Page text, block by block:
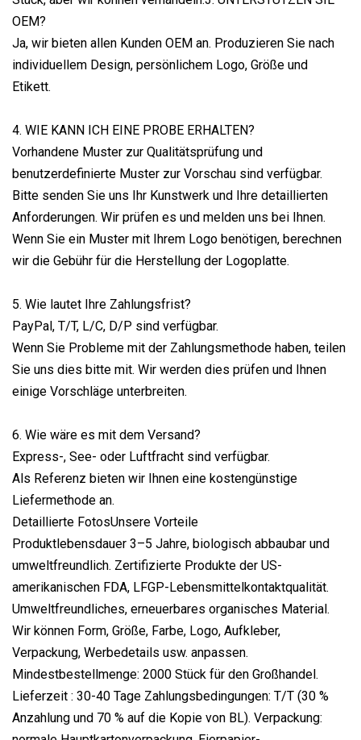
OEM?
Ja, wir bieten allen Kunden OEM an. Produzieren Sie nach
individuellem Design, persönlichem Logo, Größe und
Etikett.
4. WIE KANN ICH EINE PROBE ERHALTEN?
Vorhandene Muster zur Qualitätsprüfung und
benutzerdefinierte Muster zur Vorschau sind verfügbar.
Bitte senden Sie uns Ihr Kunstwerk und Ihre detaillierten
Anforderungen. Wir prüfen es und melden uns bei Ihnen.
Wenn Sie ein Muster mit Ihrem Logo benötigen, berechnen
wir die Gebühr für die Herstellung der Logoplatte.
5. Wie lautet Ihre Zahlungsfrist?
PayPal, T/T, L/C, D/P sind verfügbar.
Wenn Sie Probleme mit der Zahlungsmethode haben, teilen
Sie uns dies bitte mit. Wir werden dies prüfen und Ihnen
einige Vorschläge unterbreiten.
6. Wie wäre es mit dem Versand?
Express-, See- oder Luftfracht sind verfügbar.
Als Referenz bieten wir Ihnen eine kostengünstige
Liefermethode an.
Detaillierte FotosUnsere Vorteile
Produktlebensdauer 3–5 Jahre, biologisch abbaubar und
umweltfreundlich. Zertifizierte Produkte der US-
amerikanischen FDA, LFGP-Lebensmittelkontaktqualität.
Umweltfreundliches, erneuerbares organisches Material.
Wir können Form, Größe, Farbe, Logo, Aufkleber,
Verpackung, Werbedetails usw. anpassen.
Mindestbestellmenge: 2000 Stück für den Großhandel.
Lieferzeit : 30-40 Tage Zahlungsbedingungen: T/T (30 %
Anzahlung und 70 % auf die Kopie von BL). Verpackung: